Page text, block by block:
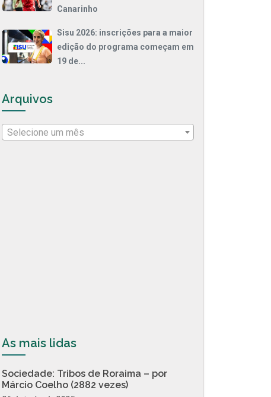
Canarinho
Sisu 2026: inscrições para a maior
edição do programa começam em
19 de...
Arquivos
Selecione um mês
As mais lidas
Sociedade: Tribos de Roraima – por
Márcio Coelho (2882 vezes)